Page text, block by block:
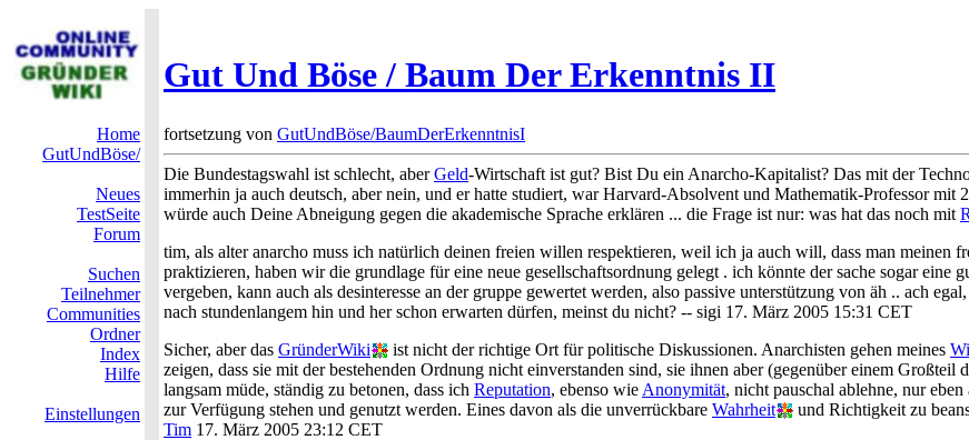
Gut Und Böse / Baum Der Erkenntnis II
Home
GutUndBöse/
Neues
TestSeite
Forum
Suchen
Teilnehmer
Communities
Ordner
Index
Hilfe
Einstellungen
fortsetzung von GutUndBöse/BaumDerErkenntnisI
Die Bundestagswahl ist schlecht, aberGeld-Wirtschaft ist gut? Bist Du ein Anarcho-Kapitalist? Das mit der
immerhin ja auch deutsch, aber nein, und er hatte studiert, war Harvard-Absolvent und Mathematik-Professor mit
würde auch Deine Abneigung gegen die akademische Sprache erklären ... die Frage ist nur: was hat das noch mit
tim, als alter anarcho muss ich natürlich deinen freien willen respektieren, weil ich ja auch will, dass man
praktizieren, haben wir die grundlage für eine neue gesellschaftsordnung gelegt . ich könnte der sache sogar eine
vergeben, kann auch als desinteresse an der gruppe gewertet werden, also passive unterstützung von äh .. ach
nach stundenlangem hin und her schon erwarten dürfen, meinst du nicht? -- sigi 17. März 2005 15:31 CET
Sicher, aber das GründerWiki ist nicht der richtige Ort für politische Diskussionen. Anarchisten gehen meines
zeigen, dass sie mit der bestehenden Ordnung nicht einverstanden sind, sie ihnen aber (gegenüber einem
langsam müde, ständig zu betonen, dass ich Reputation, ebenso wie Anonymität, nicht pauschal ablehne, nur
zur Verfügung stehen und genutzt werden. Eines davon als die unverrückbare Wahrheit und Richtigkeit zu
Tim 17. März 2005 23:12 CET